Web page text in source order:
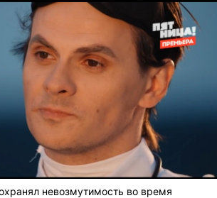
невозмутимость во время